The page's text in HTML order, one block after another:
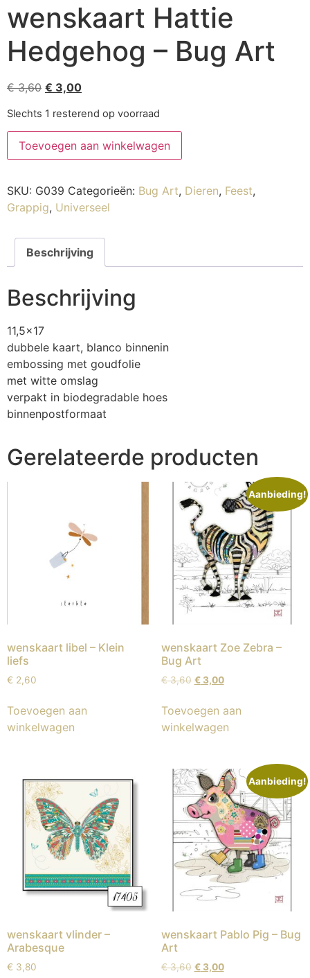
wenskaart Hattie
Hedgehog – Bug Art
€3,60 € 3,00
Slechts 1 resterend op voorraad
Toevoegen aan winkelwagen
SKU: G039 Categorieën: Bug Art, Dieren, Feest,
Grappig, Universeel
Beschrijving
Beschrijving
11,5×17
dubbele kaart, blanco binnenin
embossing met goudfolie
met witte omslag
verpakt in biodegradable hoes
binnenpostformaat
Gerelateerde producten
wenskaart libel – Klein
liefs
€ 2,60
Toevoegen aan
winkelwagen
Aanbieding!
wenskaart Zoe Zebra –
Bug Art
€3,60 €3,00
Toevoegen aan
winkelwagen
wenskaart vlinder –
Arabesque
€ 3,80
Aanbieding!
wenskaart Pablo Pig – Bug
Art
€3,60 €3,00